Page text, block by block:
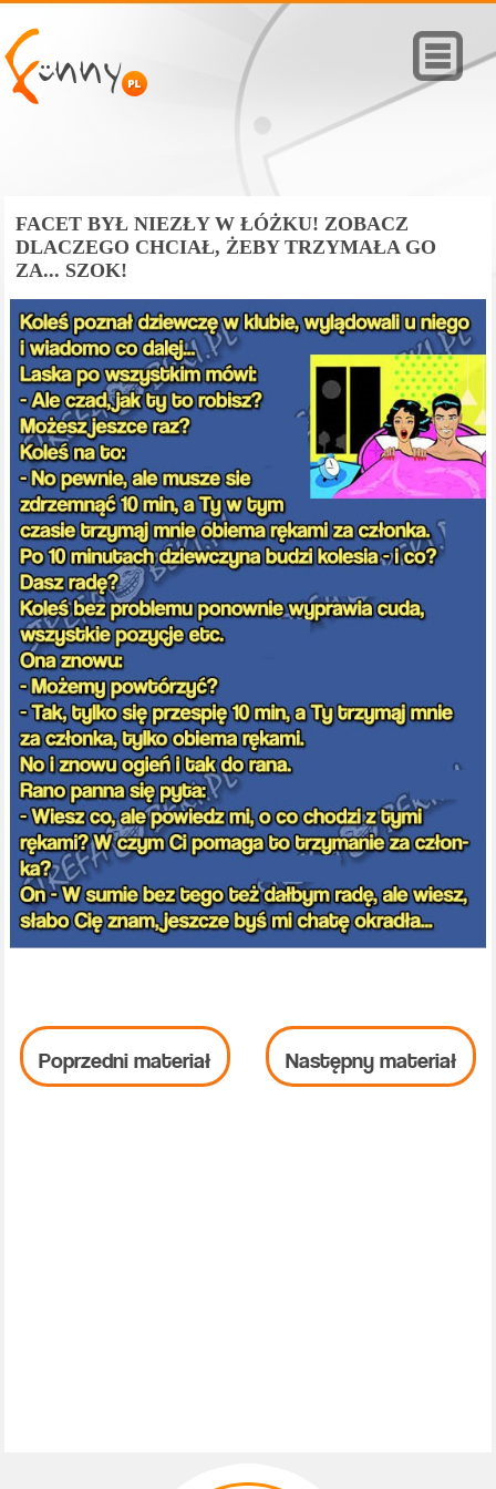
FACET BYŁ NIEZŁY W ŁÓŻKU! ZOBACZ
DLACZEGO CHCIAŁ, ŻEBY TRZYMAŁA GO
ZA... SZOK!
Poprzedni materiał Następny materiał